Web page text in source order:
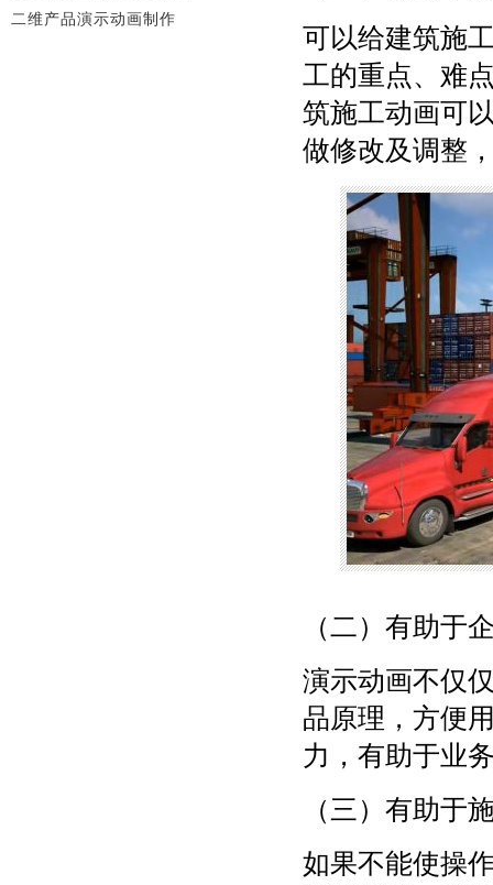
可以给建筑施
工的重点、难
筑施工动画可
做修改及调整
（二）有助于
演示动画不仅
品原理，方便
力，有助于业
（三）有助于
如果不能使操
二维产品演示动画制作